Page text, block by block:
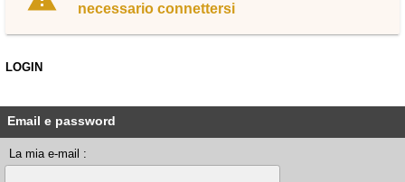
necessario connettersi
LOGIN
Email e password
La mia e-mail :